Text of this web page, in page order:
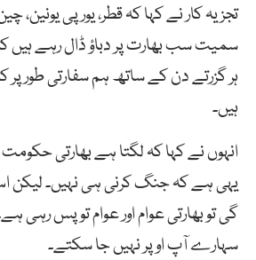
تجزیہ کار نے کہا کہ قطر، یورپی
سمیت سب بھارت پر دباؤ ڈال رہے ہیں
ہر گزرتے دن کے ساتھ ہم سفارتی طور پر
ہیں۔
انہوں نے کہا کہ لگتا ہے بھارتی
یہی ہے کہ جنگ کرنی ہی نہیں۔
گی تو بھارتی عوام اور عوام تو پس رہی
سہارے آپ اوپر نہیں جا سکتے۔